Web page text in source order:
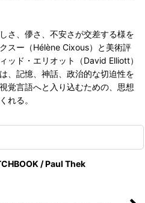
さ、儚さ、不安さが交差する様を
スー（Hélène Cixous）と美術評
ッド・エリオット（David Elliott）
、記憶、神話、政治的な切迫性を
覚言語へと入り込むための、思想
れる。
/ Paul Thek